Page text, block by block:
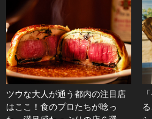
ツウな大人が通う都内の注目店
はここ！食のプロたちが唸っ